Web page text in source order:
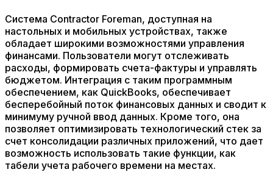
Система Contractor Foreman, доступная на
настольных и мобильных устройствах, также
обладает широкими возможностями управления
финансами. Пользователи могут отслеживать
расходы, формировать счета-фактуры и управлять
бюджетом. Интеграция с таким программным
обеспечением, как QuickBooks, обеспечивает
бесперебойный поток финансовых данных и сводит к
минимуму ручной ввод данных. Кроме того, она
позволяет оптимизировать технологический стек за
счет консолидации различных приложений, что дает
возможность использовать такие функции, как
табели учета рабочего времени на местах.